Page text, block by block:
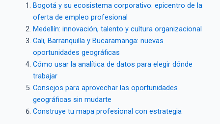
Bogotá y su ecosistema corporativo: epicentro de la
oferta de empleo profesional
Medellín: innovación, talento y cultura organizacional
Cali, Barranquilla y Bucaramanga: nuevas
oportunidades geográficas
Cómo usar la analítica de datos para elegir dónde
trabajar
Consejos para aprovechar las oportunidades
geográficas sin mudarte
Construye tu mapa profesional con estrategia